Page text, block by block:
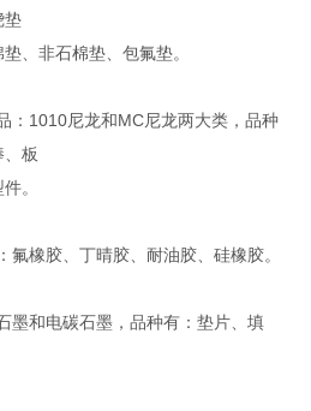
垫
、非石棉垫、包氟垫。
1010尼龙和MC尼龙两大类，品种
板
。
橡胶、丁晴胶、耐油胶、硅橡胶。
和电碳石墨，品种有：垫片、填